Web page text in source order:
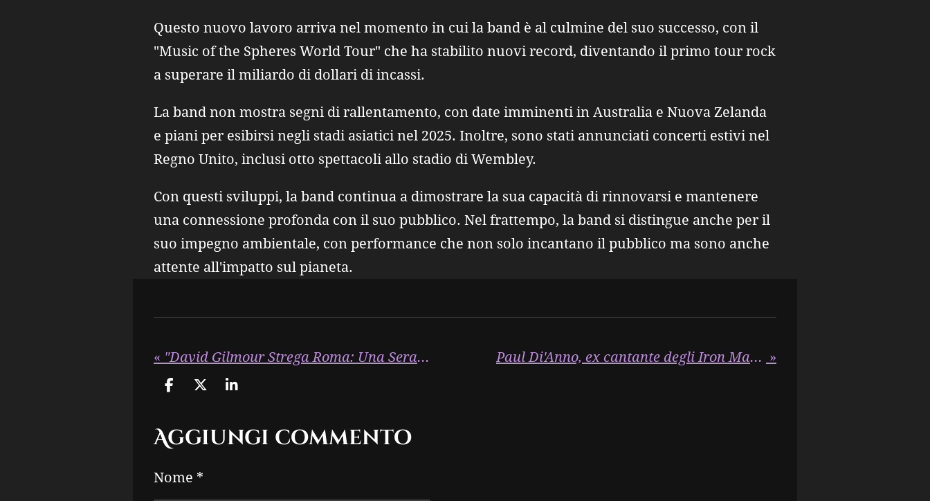
Questo nuovo lavoro arriva nel momento in cui la band è al culmine del suo successo, con il
"Music of the Spheres World Tour" che ha stabilito nuovi record, diventando il primo tour rock
a superare il miliardo di dollari di incassi.
La band non mostra segni di rallentamento, con date imminenti in Australia e Nuova Zelanda
e piani per esibirsi negli stadi asiatici nel 2025. Inoltre, sono stati annunciati concerti estivi nel
Regno Unito, inclusi otto spettacoli allo stadio di Wembley.
Con questi sviluppi, la band continua a dimostrare la sua capacità di rinnovarsi e mantenere
una connessione profonda con il suo pubblico. Nel frattempo, la band si distingue anche per il
suo impegno ambientale, con performance che non solo incantano il pubblico ma sono anche
attente all'impatto sul pianeta.
« "David Gilmour Strega Roma: Una Serata di Musica e Magia" Paul Di'Anno, ex cantante degli Iron Maiden, è morto all'età di 66 anni »
C
d
i
i
C
d
i
i
C
d
i
Aggiungi commento
Nome *